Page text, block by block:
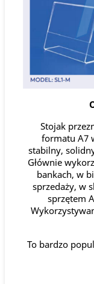
Stojak
formatu A7
stabilny,
Głównie
bankach, w
sprzedaży, w
sprzętem
To bardzo